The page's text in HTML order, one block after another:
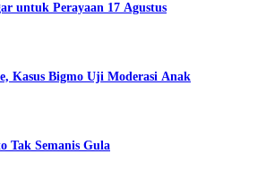
untuk Perayaan 17 Agustus
Kasus Bigmo Uji Moderasi Anak
Tak Semanis Gula